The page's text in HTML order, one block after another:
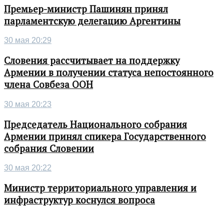
Премьер-министр Пашинян принял
парламентскую делегацию Аргентины
30 мая 20:29
Словения рассчитывает на поддержку
Армении в получении статуса непостоянного
члена Совбеза ООН
30 мая 20:23
Председатель Национального собрания
Армении принял спикера Государственного
собрания Словении
30 мая 20:22
Министр территориального управления и
инфраструктур коснулся вопроса